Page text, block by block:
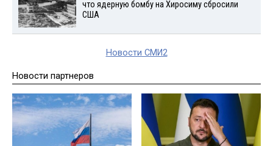
что ядерную бомбу на Хиросиму сбросили
США
Новости СМИ2
Новости партнеров